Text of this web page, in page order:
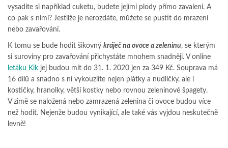
vysadíte si například cuketu, budete jejími plody přímo zavaleni. A
co pak s nimi? Jestliže je nerozdáte, můžete se pustit do mrazení
nebo zavařování.
K tomu se bude hodit šikovný kráječ na ovoce a zeleninu, se kterým
si suroviny pro zavařování přichystáte mnohem snadněji. V online
letáku Kik jej budou mít do 31. 1. 2020 jen za 349 Kč. Souprava má
16 dílů a snadno s ní vykouzlíte nejen plátky a nudličky, ale i
kostičky, hranolky, větší kostky nebo rovnou zeleninové špagety.
V zimě se naložená nebo zamrazená zelenina či ovoce budou více
než hodit. Nejenže budou vynikající, ale také vás vyjdou neskutečně
levně!